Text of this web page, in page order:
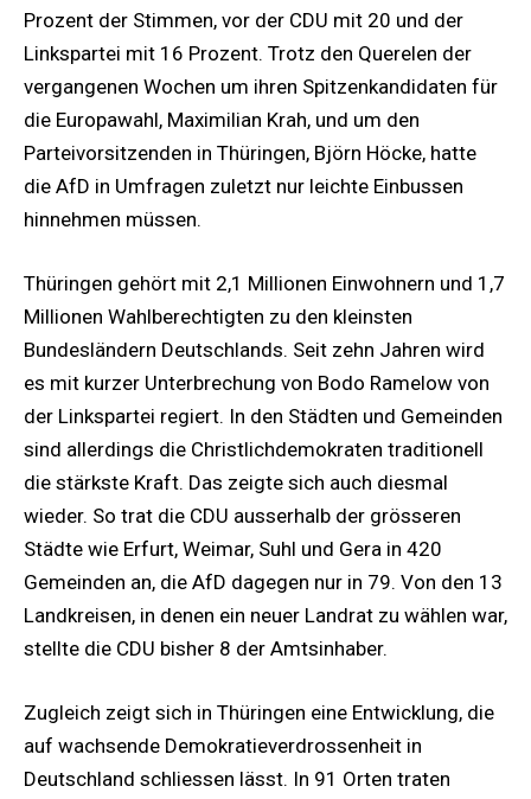
Prozent der Stimmen, vor der CDU mit 20 und der
Linkspartei mit 16 Prozent. Trotz den Querelen der
vergangenen Wochen um ihren Spitzenkandidaten für
die Europawahl, Maximilian Krah, und um den
Parteivorsitzenden in Thüringen, Björn Höcke, hatte
die AfD in Umfragen zuletzt nur leichte Einbussen
hinnehmen müssen.
Thüringen gehört mit 2,1 Millionen Einwohnern und 1,7
Millionen Wahlberechtigten zu den kleinsten
Bundesländern Deutschlands. Seit zehn Jahren wird
es mit kurzer Unterbrechung von Bodo Ramelow von
der Linkspartei regiert. In den Städten und Gemeinden
sind allerdings die Christlichdemokraten traditionell
die stärkste Kraft. Das zeigte sich auch diesmal
wieder. So trat die CDU ausserhalb der grösseren
Städte wie Erfurt, Weimar, Suhl und Gera in 420
Gemeinden an, die AfD dagegen nur in 79. Von den 13
Landkreisen, in denen ein neuer Landrat zu wählen war,
stellte die CDU bisher 8 der Amtsinhaber.
Zugleich zeigt sich in Thüringen eine Entwicklung, die
auf wachsende Demokratieverdrossenheit in
Deutschland schliessen lässt. In 91 Orten traten